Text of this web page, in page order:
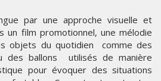
par une approche visuelle et
un film promotionnel, une mélodie
objets du quotidien comme des
des ballons utilisés de manière
pour évoquer des situations